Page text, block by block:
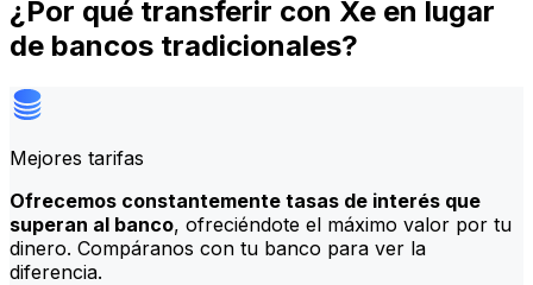
¿Por qué transferir con Xe en lugar
de bancos tradicionales?
Mejores tarifas
Ofrecemos constantemente tasas de interés que
superan al banco, ofreciéndote el máximo valor por tu
dinero. Compáranos con tu banco para ver la
diferencia.